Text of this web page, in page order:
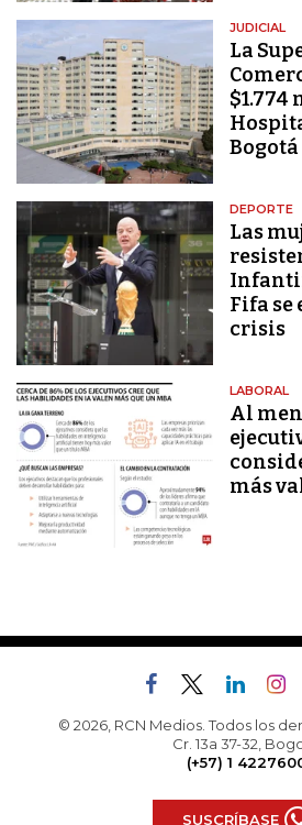
JUDICIAL
La
Bogotá
DEPORTE
Las
Fifa se
crisis
LABORAL
Al
más
© 2026, RCN Medios. Todos los
Cr. 13a 37-32,
(+57) 1
SUSCRÍBASE